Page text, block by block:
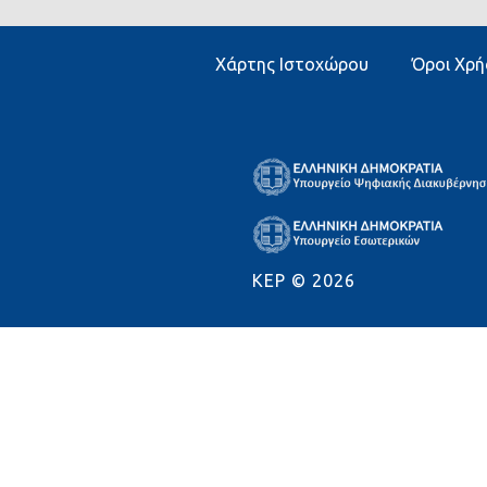
Χάρτης Ιστοχώρου Όροι
KEP © 2026